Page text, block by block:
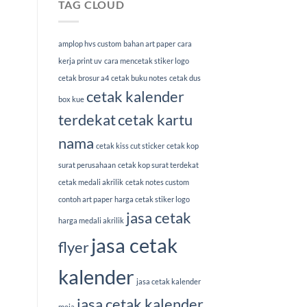
TAG CLOUD
amplop hvs custom bahan art paper cara
kerja print uv cara mencetak stiker logo
cetak brosur a4 cetak buku notes cetak dus
box kue cetak kalender
terdekatcetak kartu
nama cetak kiss cut sticker cetak kop
surat perusahaan cetak kop surat terdekat
cetak medali akrilik cetak notes custom
contoh art paper harga cetak stiker logo
harga medali akrilik jasa cetak
flyer jasa cetak
kalender jasa cetak kalender